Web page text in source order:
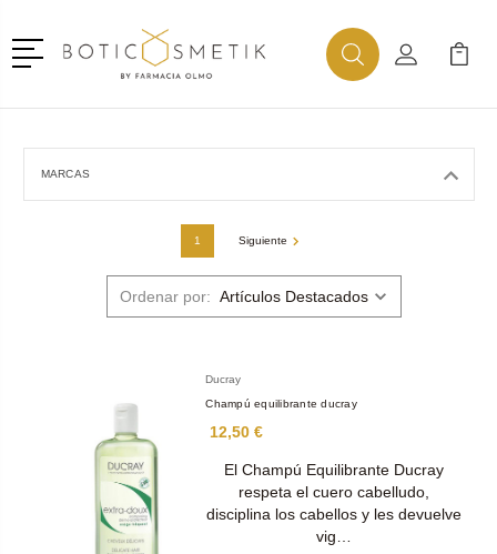
Menú
BuscarMi Cuenta
Mi
MARCAS
1 Siguiente
Ordenar por:
Ducray
Champú equilibrante ducray
12,50 €
El Champú Equilibrante Ducray
respeta el cuero cabelludo,
disciplina los cabellos y les devuelve
vig…